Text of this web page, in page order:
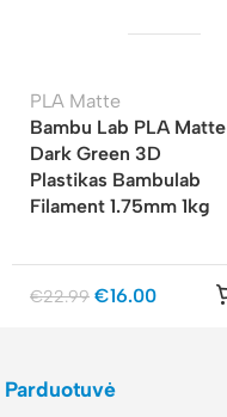
PLA Matte
Bambu Lab PLA Matte
Dark Green 3D
Plastikas Bambulab
Filament 1.75mm 1kg
€22.99 €16.00
Parduotuvė